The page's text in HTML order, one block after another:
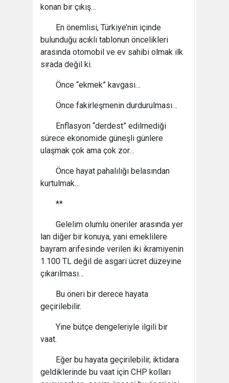
konan bir çıkış…
En önemlisi, Türkiye’nin içinde
bulunduğu acıklı tablonun öncelikleri
arasında otomobil ve ev sahibi olmak ilk
sırada değil ki.
Önce “ekmek” kavgası…
Önce fakirleşmenin durdurulması…
Enflasyon “derdest” edilmediği
sürece ekonomide güneşli günlere
ulaşmak çok ama çok zor…
Önce hayat pahalılığı belasından
kurtulmak…
**
Gelelim olumlu öneriler arasında yer
lan diğer bir konuya, yani emeklilere
bayram arifesinde verilen iki ikramiyenin
1.100 TL değil de asgari ücret düzeyine
çıkarılması…
Bu öneri bir derece hayata
geçirilebilir.
Yine bütçe dengeleriyle ilgili bir
vaat.
Eğer bu hayata geçirilebilir, iktidara
geldiklerinde bu vaat için CHP kolları